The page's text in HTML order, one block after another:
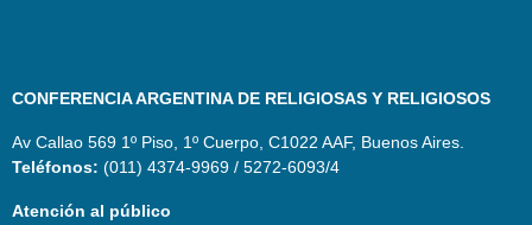
CONFERENCIA ARGENTINA DE RELIGIOSAS Y RELIGIOSOS
Av Callao 569 1º Piso, 1º Cuerpo, C1022 AAF, Buenos Aires.
Teléfonos: (011) 4374-9969 / 5272-6093/4
Atención al público